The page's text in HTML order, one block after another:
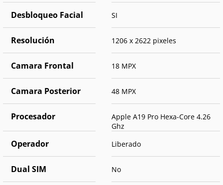
Desbloqueo Facial SI
Resolución 1206 x 2622 pixeles
Camara Frontal 18 MPX
Camara Posterior 48 MPX
Procesador
Apple A19 Pro Hexa-Core 4.26
Ghz
Operador Liberado
Dual SIM No